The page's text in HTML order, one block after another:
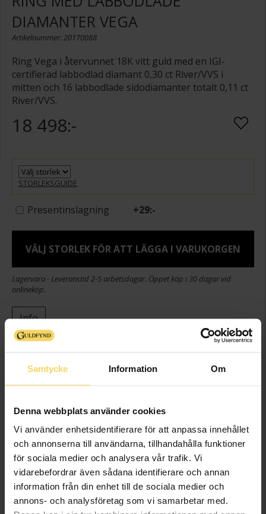
Samtycke Information Om
Denna webbplats använder cookies
Vi använder enhetsidentifierare för att anpassa innehållet
och annonserna till användarna, tillhandahålla funktioner
för sociala medier och analysera vår trafik. Vi
vidarebefordrar även sådana identifierare och annan
information från din enhet till de sociala medier och
annons- och analysföretag som vi samarbetar med.
DIAMANTER VEGA
Artikelnummer: 20170088
Ring Vega i återvunnet 18K vitt guld med en IGI-
certifierad labbodlad diamant 0,30 ct River/VVS i
mitten och 16 labbodlade sidodiamanter totalt 0,11 ct
River/VVS.
18 498:-
STORLEKSGUIDE
Presentinslagning +29:-
VÄLJ STORLEK FÖR ATT LÄGGA I VARUKORGEN
Lagervara - Leveranstid 2-5 arbetsdagar. Öppet köp i 30 dagar vid
onlineköp.
Info
Höjd ca (mm)
1,5-4,8
Material
Vitt guld
Ädelmetall
18K Gold
Sten/Pärla
Labbodlad diamant
Antal diamanter
17
Diamantslipning
Briljant
Diamantfärg
River (D-E)
Diamantklarhet
VVS